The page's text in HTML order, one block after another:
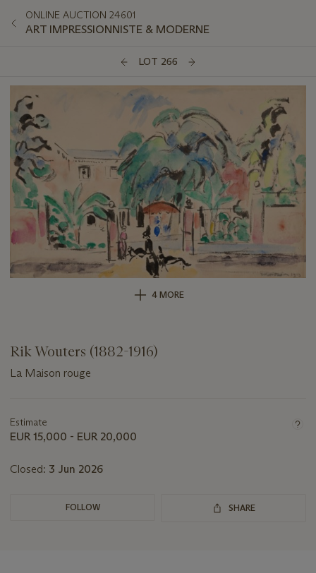
ONLINE AUCTION 24601
ART IMPRESSIONNISTE & MODERNE
LOT 266
4 MORE
Rik Wouters (1882-1916)
La Maison rouge
about
this
Estimate
EUR 15,000 - EUR 20,000
Closed: 3 Jun 2026
FOLLOW SHARE